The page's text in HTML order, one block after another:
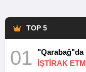
TOP 5
01 "Qarabağ"da
İŞTİRAK